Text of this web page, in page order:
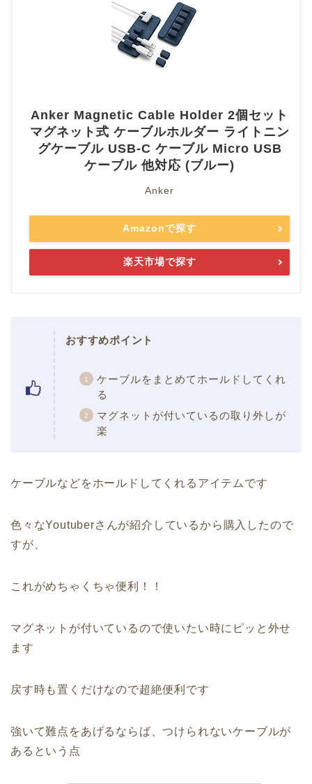
Anker Magnetic Cable Holder 2個セット
マグネット式 ケーブルホルダー ライトニン
グケーブル USB-C ケーブル Micro USB
ケーブル 他対応 (ブルー)
Anker
Amazonで探す
楽天市場で探す
おすすめポイント
ケーブルをまとめてホールドしてくれ
る
マグネットが付いているの取り外しが
楽
ケーブルなどをホールドしてくれるアイテムです
色々なYoutuberさんが紹介しているから購入したので
すが、
これがめちゃくちゃ便利！！
マグネットが付いているので使いたい時にピッと外せ
ます
戻す時も置くだけなので超絶便利です
強いて難点をあげるならば、つけられないケーブルが
あるという点